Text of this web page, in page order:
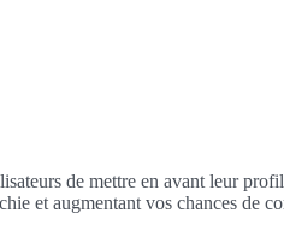
de mettre en avant leur
et augmentant vos chances de